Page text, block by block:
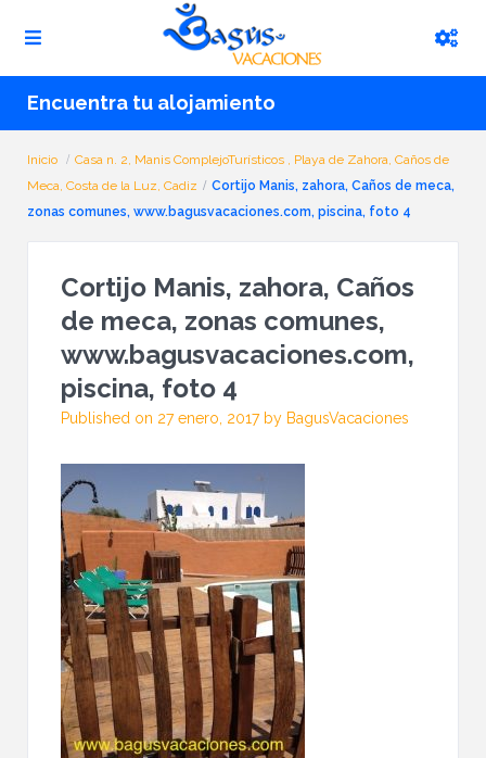
Encuentra tu alojamiento
Inicio
Casa n. 2, Manis ComplejoTurísticos , Playa de Zahora, Caños de
Meca, Costa de la Luz, Cadiz
Cortijo Manis, zahora, Caños de meca,
zonas comunes, www.bagusvacaciones.com, piscina, foto 4
Cortijo Manis, zahora, Caños
de meca, zonas comunes,
www.bagusvacaciones.com,
piscina, foto 4
Published on 27 enero, 2017 by BagusVacaciones